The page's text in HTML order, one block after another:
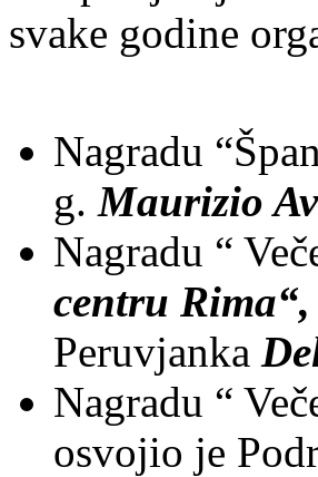
svake godine
Nagradu
g.Maurizio
Nagradu “
centru
Peruvjanka
Nagradu “
osvojio je